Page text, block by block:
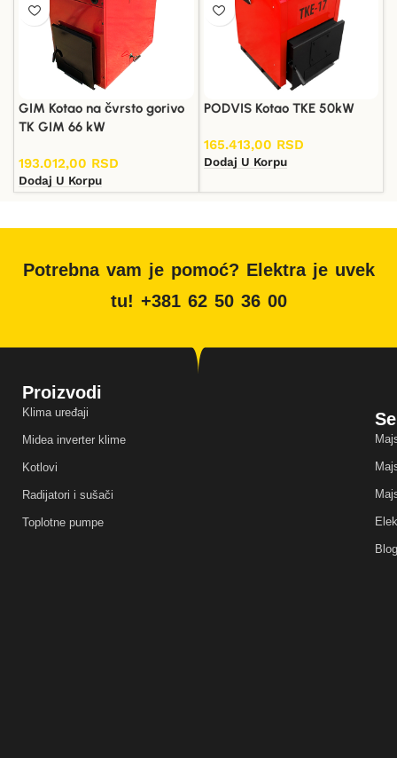
GIM Kotao na čvrsto gorivo
TK GIM 66 kW
193.012,00 RSD
Dodaj U Korpu
PODVIS Kotao TKE 50kW
165.413,00 RSD
Dodaj U Korpu
Potrebna vam je pomoć? Elektra je uvek
tu! +381 62 50 36 00
Proizvodi
Klima uređaji
Midea inverter klime
Kotlovi
Radijatori i sušači
Toplotne pumpe
Blog